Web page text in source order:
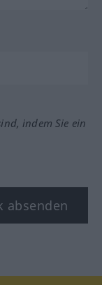
indem Sie ein
absenden